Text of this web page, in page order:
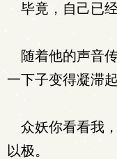
毕竟，自己已经
随着他的声音
一下子变得凝滞起
众妖你看看我
以极。